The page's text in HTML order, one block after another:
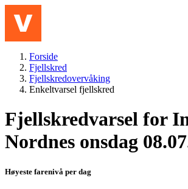
Forside
Fjellskred
Fjellskredovervåking
Enkeltvarsel fjellskred
Fjellskredvarsel for
Nordnes onsdag
Høyeste farenivå per dag